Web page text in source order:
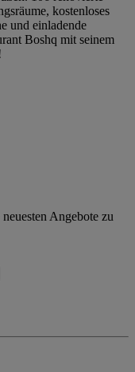
kostenloses
und einladende
Boshq mit seinem
Angebote zu